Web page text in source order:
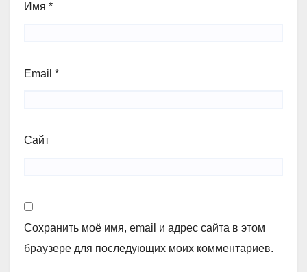
Имя *
Email *
Сайт
Сохранить моё имя, email и адрес сайта в этом
браузере для последующих моих комментариев.